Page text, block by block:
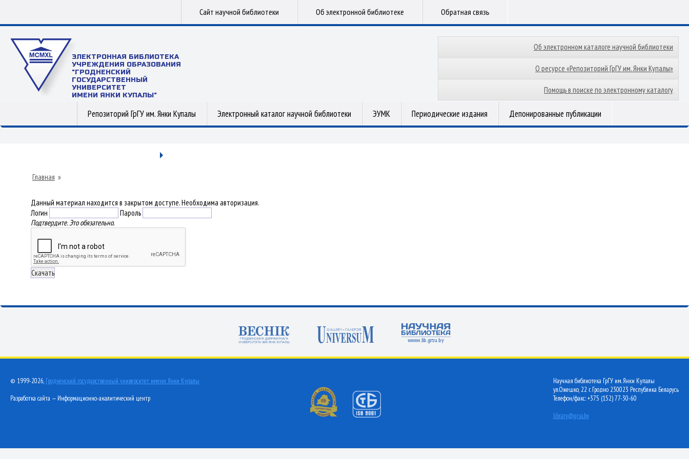
Сайт научной библиотеки Об электронной библиотеке Обратная связь
ЭЛЕКТРОННАЯ БИБЛИОТЕКА
УЧРЕЖДЕНИЯ ОБРАЗОВАНИЯ
"ГРОДНЕНСКИЙ
ГОСУДАРСТВЕННЫЙ
УНИВЕРСИТЕТ
ИМЕНИ ЯНКИ КУПАЛЫ"
Об электронном каталоге научной библиотеки
О ресурсе «Репозиторий ГрГУ им. Янки Купалы»
Помощь в поиске по электронному каталогу
Репозиторий ГрГУ им. Янки Купалы Электронный каталог научной библиотеки ЭУМК Периодические издания Депонированные публикации
Главная »
Данный материал находится в закрытом доступе. Необходима авторизация.
Логин
Пароль
Подтвердите. Это обязательно.
© 1999-2026, Гродненский государственный университет имени Янки Купалы
Разработка сайта — Информационно-аналитический центр
Научная библиотека ГрГУ им. Янки Купалы
ул.Ожешко, 22 г. Гродно 230023 Республика Беларусь
Телефон/факс: +375 (152) 77-30-60
library@grsu.by